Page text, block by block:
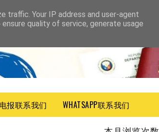
电报联系我们 WHATSAPP联系我们
traffic. Your IP address and user-agent
quality of service, generate usage